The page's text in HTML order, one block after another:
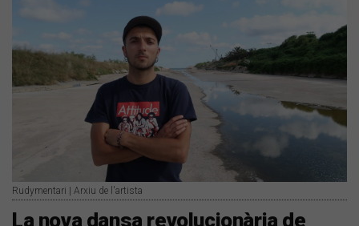
Rudymentari | Arxiu de l'artista
La nova dansa revolucionària de